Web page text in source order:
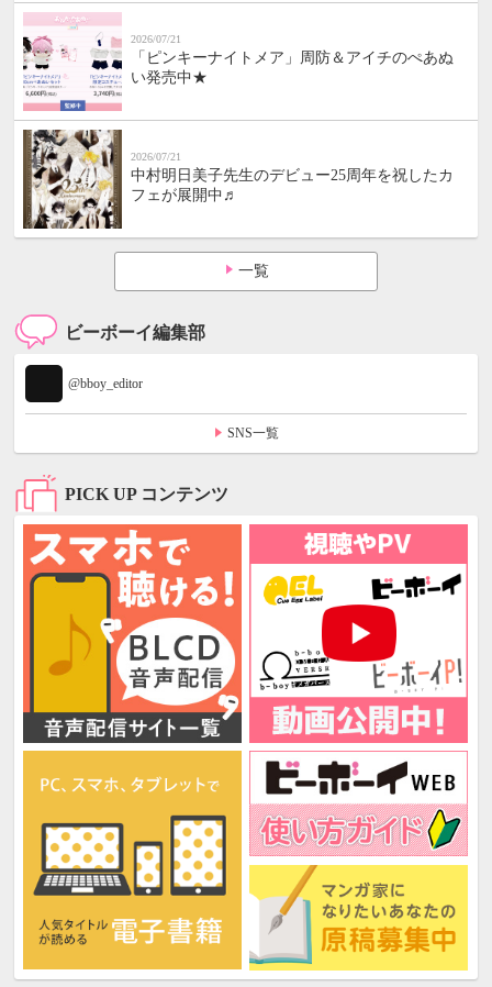
2026/07/21
「ピンキーナイトメア」周防＆アイチのぺあぬ
い発売中★
2026/07/21
中村明日美子先生のデビュー25周年を祝したカ
フェが展開中♬
一覧
ビーボーイ編集部
@bboy_editor
SNS一覧
PICK UP コンテンツ